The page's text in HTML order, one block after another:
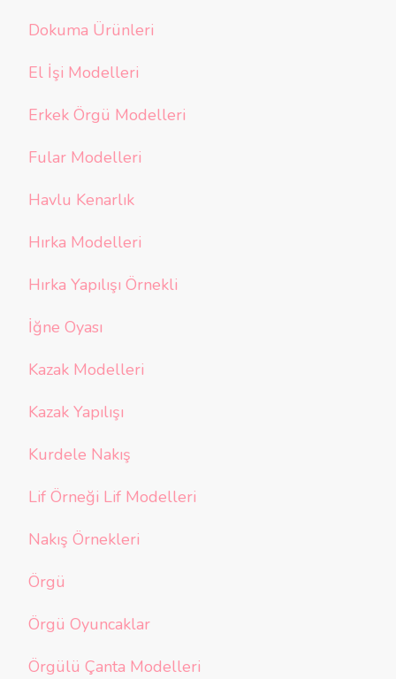
Dokuma Ürünleri
El İşi Modelleri
Erkek Örgü Modelleri
Fular Modelleri
Havlu Kenarlık
Hırka Modelleri
Hırka Yapılışı Örnekli
İğne Oyası
Kazak Modelleri
Kazak Yapılışı
Kurdele Nakış
Lif Örneği Lif Modelleri
Nakış Örnekleri
Örgü
Örgü Oyuncaklar
Örgülü Çanta Modelleri